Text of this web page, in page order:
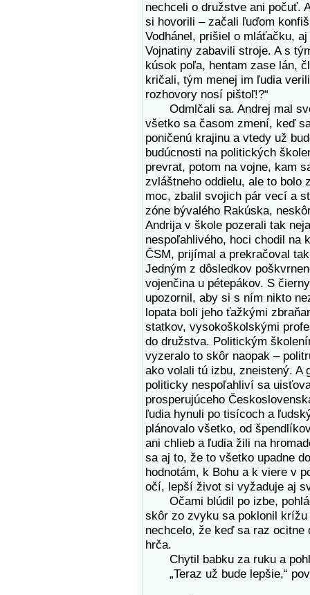
nechceli o družstve ani počuť.
si hovorili – začali ľuďom
Vodhánel, prišiel o mláťačku,
Vojnatiny zabavili stroje. A s
kúsok poľa, hentam zase lán,
kričali, tým menej im ľudia
rozhovory nosí pištoľ!?“
Odmlčali sa. Andrej mal
všetko sa časom zmení, keď
poničenú krajinu a vtedy už
budúcnosti na politických
prevrat, potom na vojne, kam
zvláštneho oddielu, ale to bolo
moc, zbalil svojich pár vecí a
zóne bývalého Rakúska,
Andrija v škole pozerali tak
nespoľahlivého, hoci chodil na
ČSM, prijímal a prekračoval
Jedným z dôsledkov
vojenčina u pétepákov. S
upozornil, aby si s ním nikto
lopata boli jeho ťažkými
statkov, vysokoškolskými
do družstva. Politickým
vyzeralo to skôr naopak –
ako volali tú izbu, zneistený.
politicky nespoľahliví sa
prosperujúceho
ľudia hynuli po tisícoch a
plánovalo všetko, od
ani chlieb a ľudia žili na
sa aj to, že to všetko upadne
hodnotám, k Bohu a k viere v
očí, lepší život si vyžaduje aj
Očami blúdil po izbe,
skôr zo zvyku sa poklonil
nechcelo, že keď sa raz
hrča.
Chytil babku za ruku a
„Teraz už bude lepšie,“